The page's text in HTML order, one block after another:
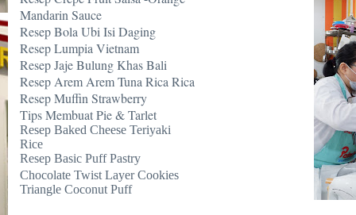
Mandarin Sauce
Resep Bola Ubi Isi Daging
Resep Lumpia Vietnam
Resep Jaje Bulung Khas Bali
Resep Arem Arem Tuna Rica Rica
Resep Muffin Strawberry
Tips Membuat Pie & Tarlet
Resep Baked Cheese Teriyaki
Rice
Resep Basic Puff Pastry
Chocolate Twist Layer Cookies
Triangle Coconut Puff